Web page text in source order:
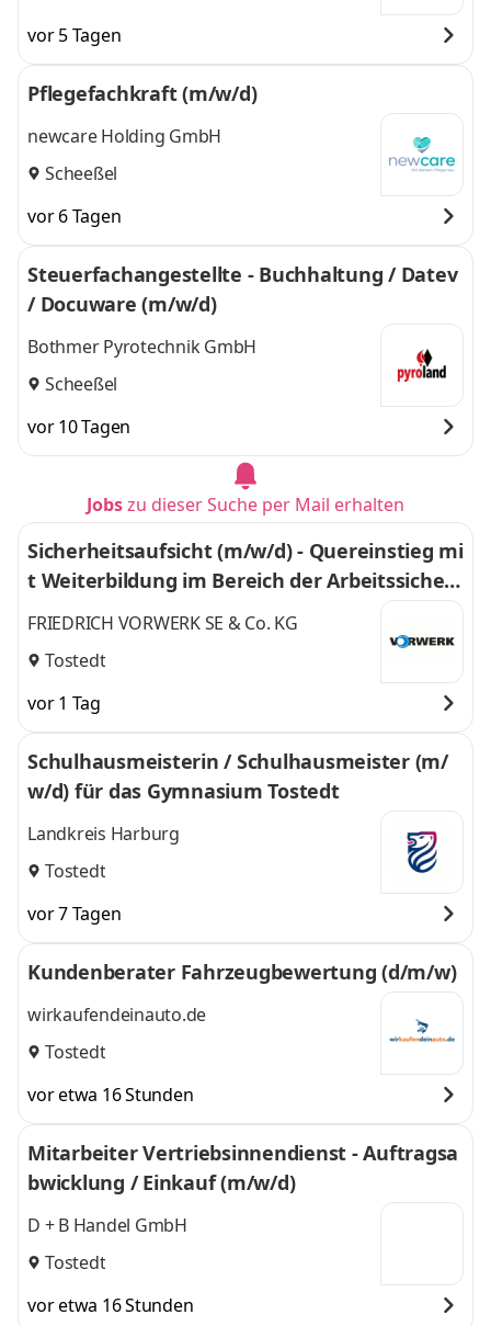
vor 5 Tagen
Pflegefachkraft (m/w/d)
newcare Holding GmbH
Scheeßel
vor 6 Tagen
Steuerfachangestellte - Buchhaltung / Datev
/ Docuware (m/w/d)
Bothmer Pyrotechnik GmbH
Scheeßel
vor 10 Tagen
Jobszu dieser Suche per Mail erhalten
Sicherheitsaufsicht (m/w/d) - Quereinstieg mi
t Weiterbildung im Bereich der Arbeitssicher
heit
FRIEDRICH VORWERK SE & Co. KG
Tostedt
vor 1 Tag
Schulhausmeisterin / Schulhausmeister (m/
w/d) für das Gymnasium Tostedt
Landkreis Harburg
Tostedt
vor 7 Tagen
Kundenberater Fahrzeugbewertung (d/m/w)
wirkaufendeinauto.de
Tostedt
vor etwa 16 Stunden
Mitarbeiter Vertriebsinnendienst - Auftragsa
bwicklung / Einkauf (m/w/d)
D + B Handel GmbH
Tostedt
vor etwa 16 Stunden